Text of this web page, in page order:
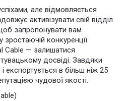
але відмовляється
активізувати свій відділ
запропонувати вам
зростаючій конкуренції.
Cable — залишатися
досвіді. Завдяки
експортується в більш ніж 25
чудової якості.